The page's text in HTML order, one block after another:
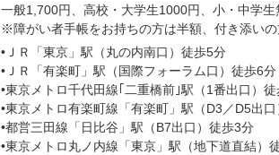
一般1,700円、高校・大学生1000円、小・中学生
※障がい者手帳をお持ちの方は半額、付き添い
•ＪＲ「東京」駅（丸の内南口）徒歩5分
•ＪＲ「有楽町」駅（国際フォーラム口）徒歩6分
•東京メトロ千代田線｢二重橋前｣駅（1番出口）
•東京メトロ有楽町線「有楽町」駅（D3／D5出
•都営三田線「日比谷」駅（B7出口）徒歩3分
•東京メトロ丸ノ内線「東京」駅（地下道直結）